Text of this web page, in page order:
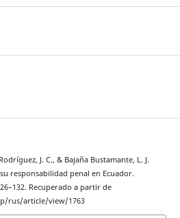
J. C., & Bajaña Bustamante, L. J.
responsabilidad penal en Ecuador.
Recuperado a partir de
rus/article/view/1763